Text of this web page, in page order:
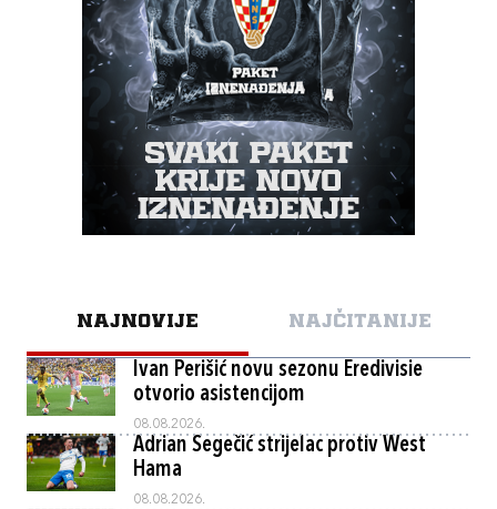
NAJNOVIJE NAJČITANIJE
Ivan Perišić novu sezonu Eredivisie
otvorio asistencijom
08.08.2026.
Adrian Segečić strijelac protiv West
Hama
08.08.2026.